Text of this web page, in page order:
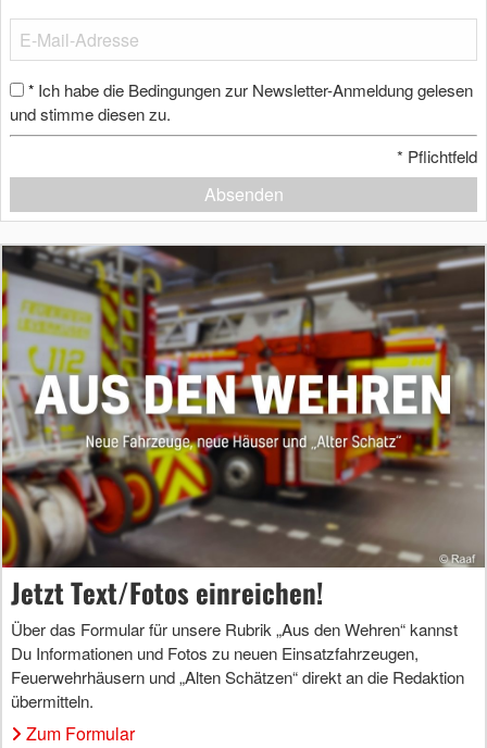
* Ich habe die Bedingungen zur Newsletter-Anmeldung gelesen
und stimme diesen zu.
* Pflichtfeld
Absenden
Jetzt Text/Fotos einreichen!
Über das Formular für unsere Rubrik „Aus den Wehren“ kannst
Du Informationen und Fotos zu neuen Einsatzfahrzeugen,
Feuerwehrhäusern und „Alten Schätzen“ direkt an die Redaktion
übermitteln.
Zum Formular